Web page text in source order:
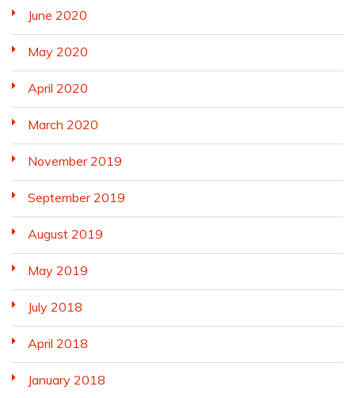
June 2020
May 2020
April 2020
March 2020
November 2019
September 2019
August 2019
May 2019
July 2018
April 2018
January 2018